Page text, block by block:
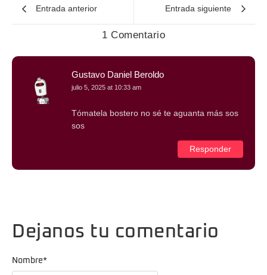
Entrada anterior Entrada siguiente
1 Comentario
Gustavo Daniel Beroldo
julio 5, 2025 at 10:33 am
Tómatela bostero no sé te aguanta más sos
sos
Responder
Dejanos tu comentario
Nombre*